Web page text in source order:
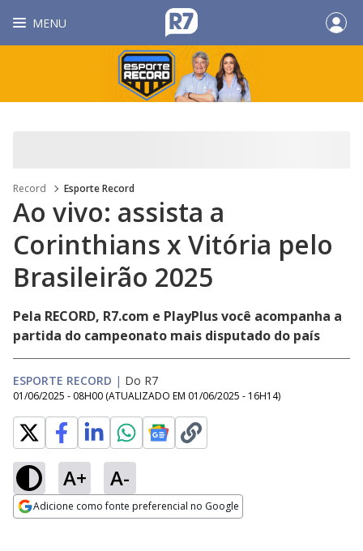
MENU
Record Esporte Record
Ao vivo: assista a
Corinthians x Vitória pelo
Brasileirão 2025
Pela RECORD, R7.com e PlayPlus você acompanha a
partida do campeonato mais disputado do país
ESPORTE RECORD | Do R7
01/06/2025 - 08H00 (ATUALIZADO EM 01/06/2025 - 16H14)
A+ A-
Adicione como fonte preferencial no Google